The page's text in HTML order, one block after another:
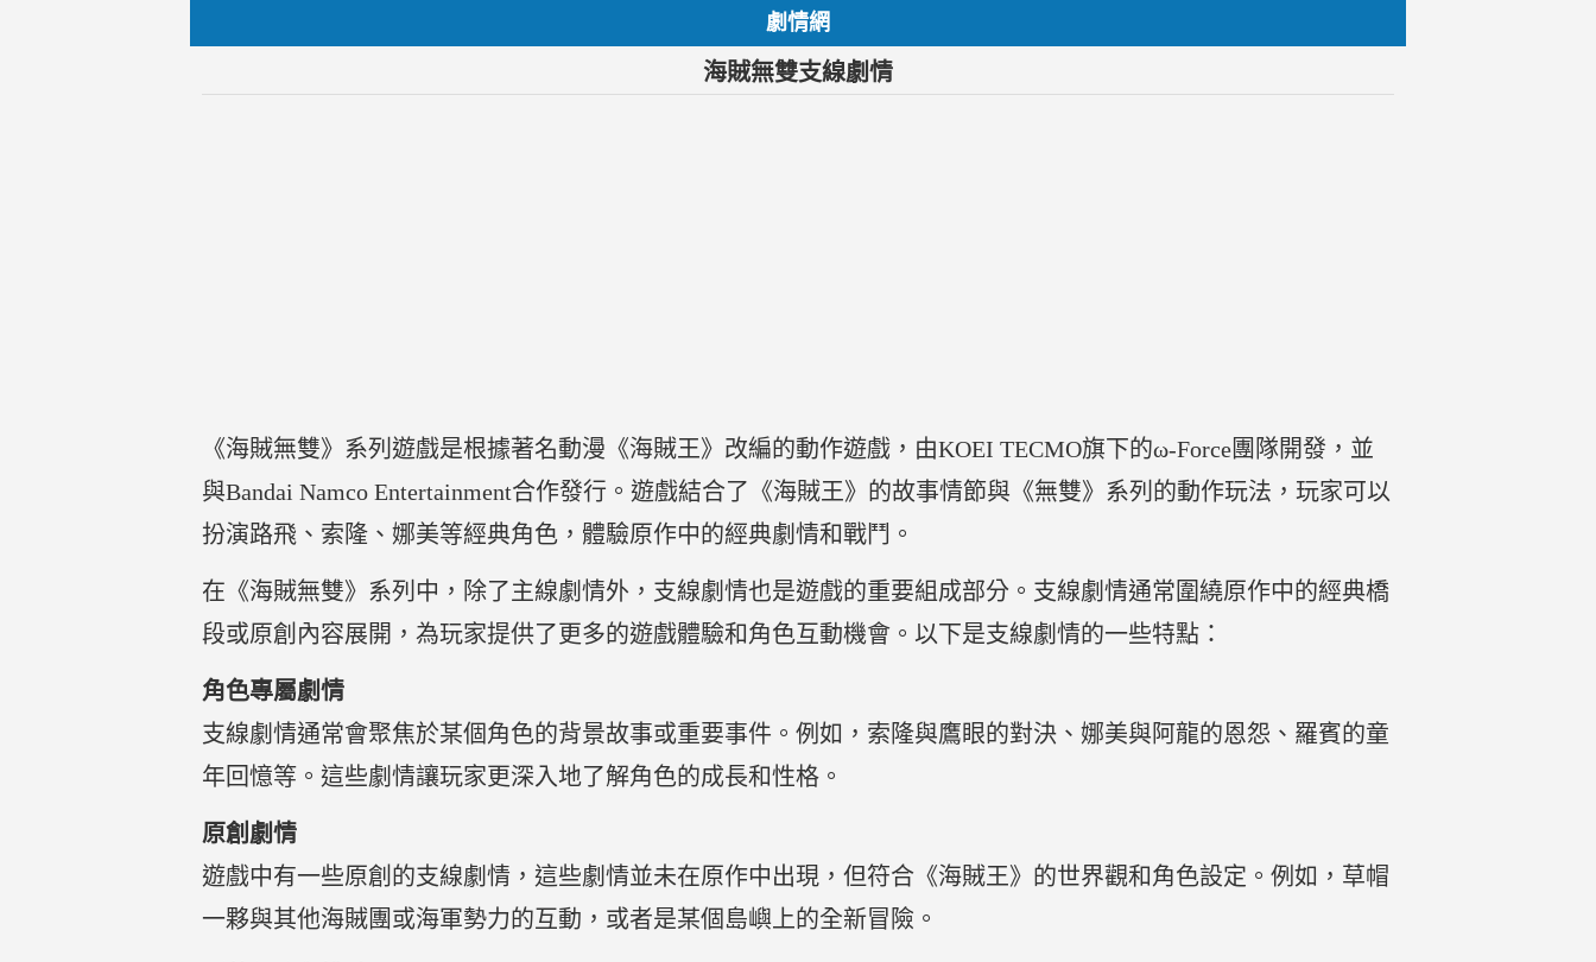
劇情網
海賊無雙支線劇情
《海賊無雙》系列遊戲是根據著名動漫《海賊王》改編的動作遊戲，由KOEI TECMO旗下的ω-Force團隊開發，並
與Bandai Namco Entertainment合作發行。遊戲結合了《海賊王》的故事情節與《無雙》系列的動作玩法，玩家可以
扮演路飛、索隆、娜美等經典角色，體驗原作中的經典劇情和戰鬥。
在《海賊無雙》系列中，除了主線劇情外，支線劇情也是遊戲的重要組成部分。支線劇情通常圍繞原作中的經典橋
段或原創內容展開，為玩家提供了更多的遊戲體驗和角色互動機會。以下是支線劇情的一些特點：
角色專屬劇情
支線劇情通常會聚焦於某個角色的背景故事或重要事件。例如，索隆與鷹眼的對決、娜美與阿龍的恩怨、羅賓的童
年回憶等。這些劇情讓玩家更深入地了解角色的成長和性格。
原創劇情
遊戲中有一些原創的支線劇情，這些劇情並未在原作中出現，但符合《海賊王》的世界觀和角色設定。例如，草帽
一夥與其他海賊團或海軍勢力的互動，或者是某個島嶼上的全新冒險。